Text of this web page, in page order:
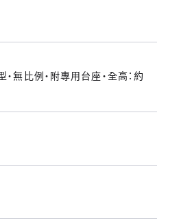
無比例・附專用台座・全高：約